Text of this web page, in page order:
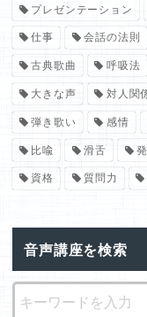
プレゼンテーション
仕事 会話の法則
古典歌曲 呼吸法
大きな声 対人関
弾き歌い 感情
比喩 滑舌
資格 質問力
音声講座を検索